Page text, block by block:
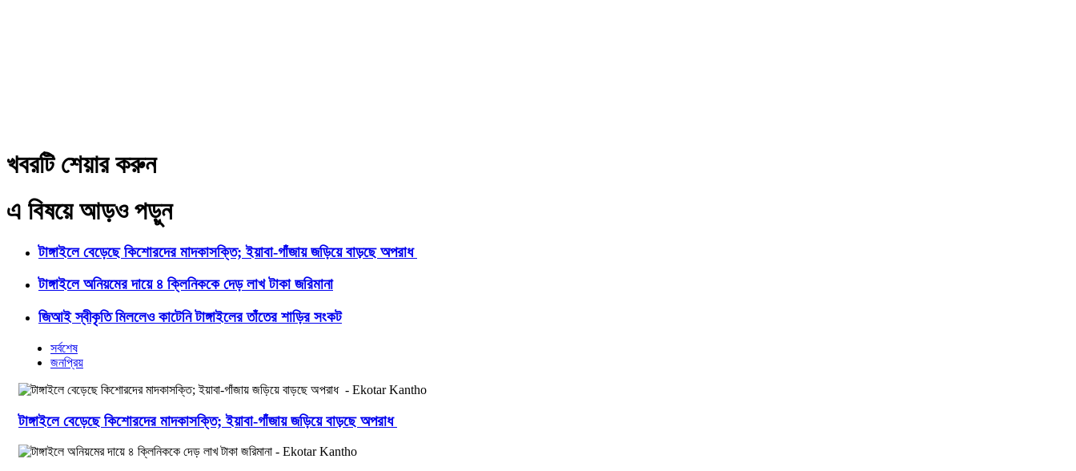
খবরটি শেয়ার করুন
এ বিষয়ে আড়ও পড়ুন
টাঙ্গাইলে বেড়েছে কিশোরদের মাদকাসক্তি; ইয়াবা-গাঁজায় জড়িয়ে বাড়ছে অপরাধ
টাঙ্গাইলে অনিয়মের দায়ে ৪ ক্লিনিককে দেড় লাখ টাকা জরিমানা
জিআই স্বীকৃতি মিললেও কাটেনি টাঙ্গাইলের তাঁতের শাড়ির সংকট
সর্বশেষ
জনপ্রিয়
টাঙ্গাইলে বেড়েছে কিশোরদের মাদকাসক্তি; ইয়াবা-গাঁজায় জড়িয়ে বাড়ছে অপরাধ